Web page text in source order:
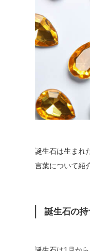
誕生石は生まれ
言葉について紹
誕生石の